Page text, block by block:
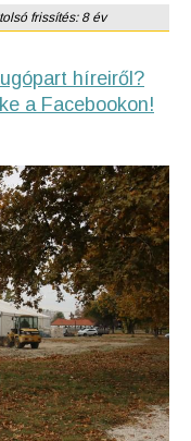
frissítés: 8 év
híreiről?
a Facebookon!